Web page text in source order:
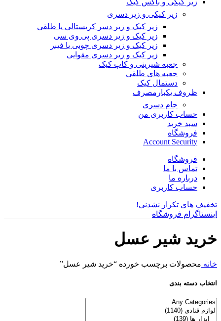
زیر کیکی و باکس کیک
زیر کیکی و زیر دسری
زیر کیک و زیر دسر کریستالی یا طلقی
زیر کیک و زیر دسری پی وی سی
زیر کیک و زیر دسری چوبی یا فیبر
زیر کیک و زیر دسری مقوایی
جعبه شیرینی و کاپ کیک
جعبه های طلقی
دستمال کیک
ظروف یکبارمصرف
جام دسری
حساب کاربری من
سبد خرید
فروشگاه
Account Security
فروشگاه
تماس با ما
درباره ما
حساب کاربری
تخفیف های تکرار نشدنی!
اینستاگرام فروشگاه
خرید شیر عسل
خانه محصولات برچسب خورده “خرید شیر عسل”
انتخاب دسته بندی